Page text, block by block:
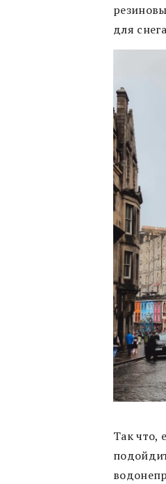
для
Так что,